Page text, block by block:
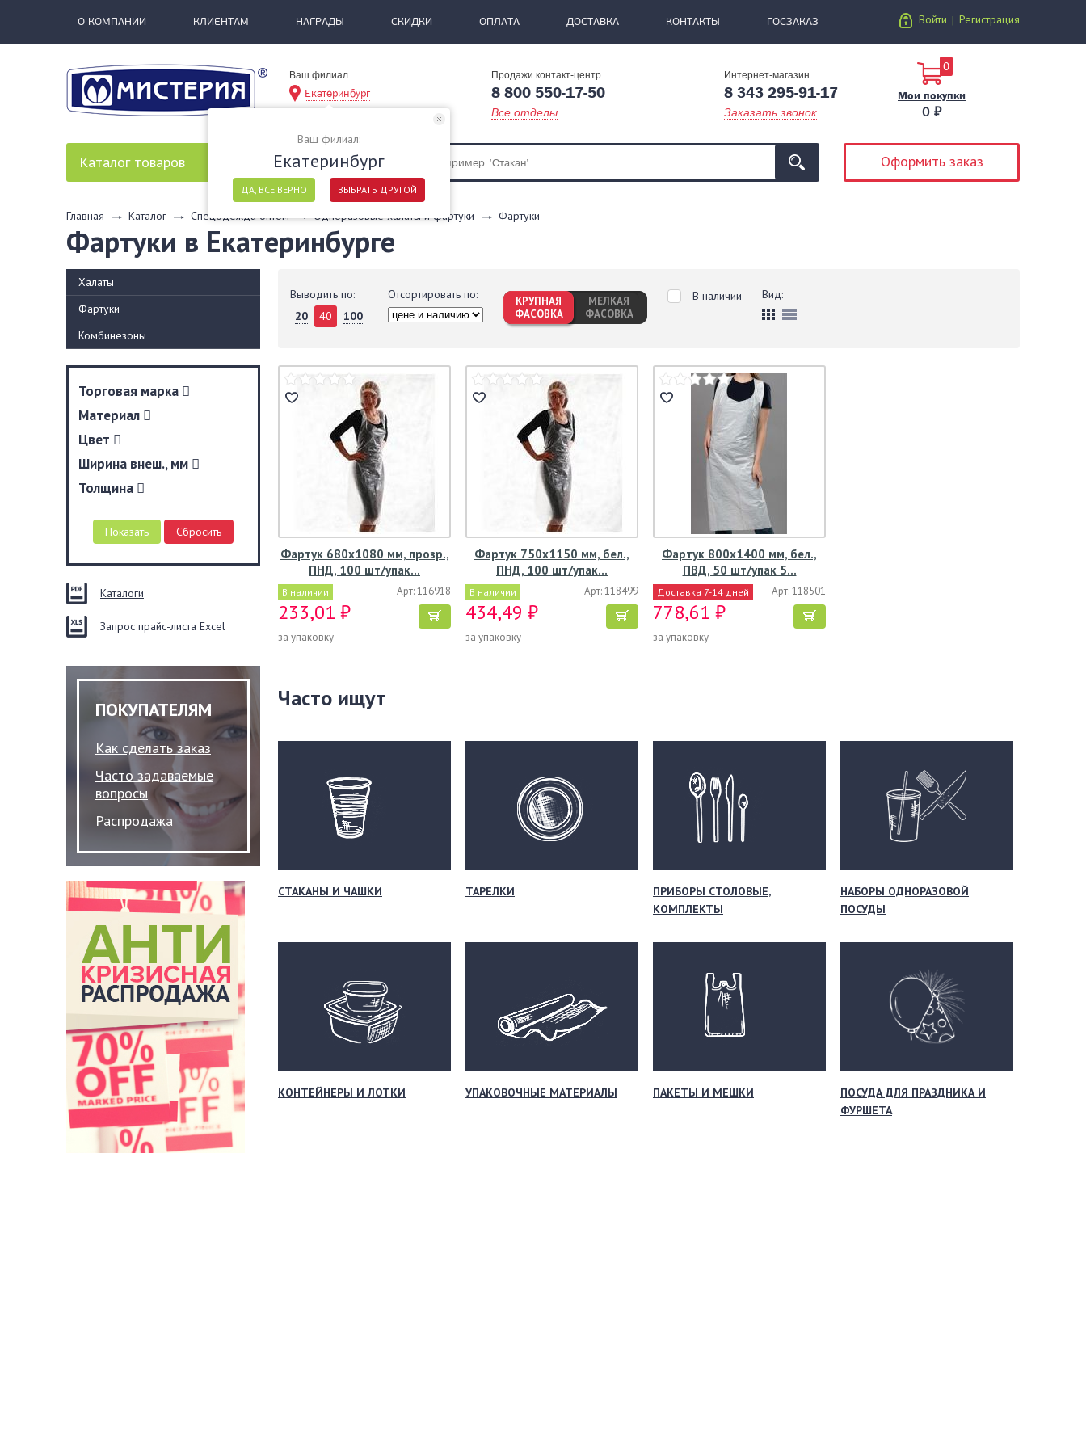
О КОМПАНИИ КЛИЕНТАМ НАГРАДЫ СКИДКИ ОПЛАТА ДОСТАВКА КОНТАКТЫ ГОСЗАКАЗ Войти | Регистрация
Ваш филиал
Екатеринбург
Продажи контакт-центр
8 800 550-17-50
Все отделы
Ваш филиал:
Екатеринбург
ДА, ВСЕ ВЕРНО ВЫБРАТЬ ДРУГОЙ
Интернет-магазин
8 343 295-91-17
Заказать звонок
0
Мои покупки
0 ₽
Каталог товаров Оформить заказ
Главная Каталог Спецодежда оптом Одноразовые халаты и фартуки Фартуки
Фартуки в Екатеринбурге
Халаты
Фартуки
Комбинезоны
Торговая марка
Материал
Цвет
Ширина внеш., мм
Толщина
Каталоги
Запрос прайс-листа Excel
ПОКУПАТЕЛЯМ
Как сделать заказ
Часто задаваемые
вопросы
Распродажа
Выводить по:
20
40 100
Отсортировать по:
КРУПНАЯ
ФАСОВКА
МЕЛКАЯ
ФАСОВКА
В наличии Вид:
Фартук 680х1080 мм, прозр.,
ПНД, 100 шт/упак…
В наличии Арт: 116918
233,01 ₽
за упаковку
Фартук 750х1150 мм, бел.,
ПНД, 100 шт/упак…
В наличии Арт: 118499
434,49 ₽
за упаковку
Фартук 800х1400 мм, бел.,
ПВД, 50 шт/упак 5…
Доставка 7-14 дней Арт: 118501
778,61 ₽
за упаковку
Часто ищут
СТАКАНЫ И ЧАШКИ ТАРЕЛКИ
ПРИБОРЫ СТОЛОВЫЕ,
КОМПЛЕКТЫ
НАБОРЫ ОДНОРАЗОВОЙ
ПОСУДЫ
КОНТЕЙНЕРЫ И ЛОТКИ УПАКОВОЧНЫЕ МАТЕРИАЛЫ ПАКЕТЫ И МЕШКИ
ПОСУДА ДЛЯ ПРАЗДНИКА И
ФУРШЕТА